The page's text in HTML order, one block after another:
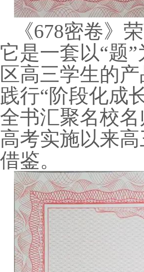
《678密卷》
它是一套以“题
区高三学生的
践行“阶段化成
全书汇聚名校
高考实施以来
借鉴。